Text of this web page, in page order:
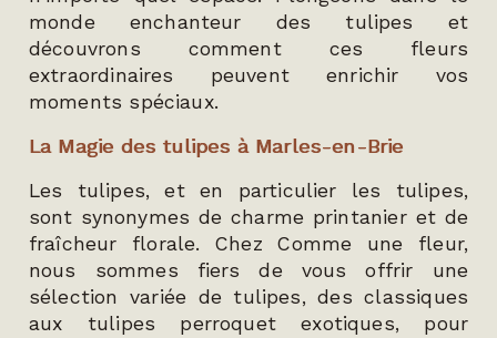
monde enchanteur des tulipes et
découvrons comment ces fleurs
extraordinaires peuvent enrichir vos
moments spéciaux.
La Magie des tulipes à Marles-en-Brie
Les tulipes, et en particulier les tulipes,
sont synonymes de charme printanier et de
fraîcheur florale. Chez Comme une fleur,
nous sommes fiers de vous offrir une
sélection variée de tulipes, des classiques
aux tulipes perroquet exotiques, pour